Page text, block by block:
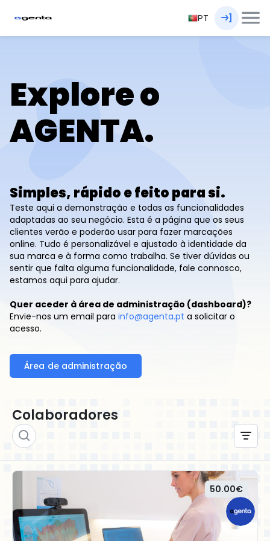
PT
Explore o
AGENTA.
Simples, rápido e feito para si.
Teste aqui a demonstração e todas as funcionalidades
adaptadas ao seu negócio. Esta é a página que os seus
clientes verão e poderão usar para fazer marcações
online. Tudo é personalizável e ajustado à identidade da
sua marca e à forma como trabalha. Se tiver dúvidas ou
sentir que falta alguma funcionalidade, fale connosco,
estamos aqui para ajudar.
Quer aceder à área de administração (dashboard)?
Envie-nos um email para info@agenta.pt a solicitar o
acesso.
Área de administração
Colaboradores
50.00€